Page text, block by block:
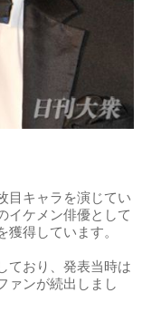
目キャラを演じてい
イケメン俳優として
得しています。
ており、発表当時は
ァンが続出しまし